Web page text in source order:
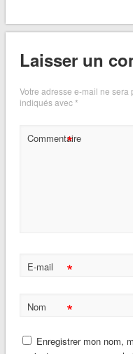
Laisser un
Votre adresse e-mail ne sera
indiqués avec*
Commentaire
*
E-mail *
Nom *
Enregistrer mon nom,